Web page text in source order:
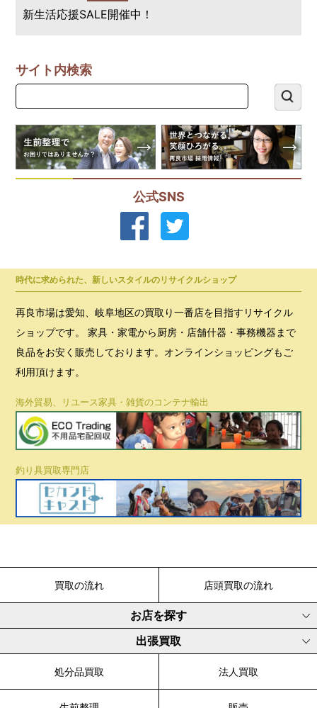
新生活応援SALE開催中！
サイト内検索
公式SNS
時代に求められた、新しいスタイルのリサイクルショップ
再良市場は愛知、岐阜地区の買取り一番店を目指すリサイクル
ショップです。 家具・家電から厨房・店舗什器・事務機器まで
良品をお安く販売しております。オンラインショッピングもご
利用頂けます。
海外貿易、リユース家具・雑貨のコンテナ輸出
釣り具買取専門店
買取の流れ 店頭買取の流れ
お店を探す
出張買取
処分品買取 法人買取